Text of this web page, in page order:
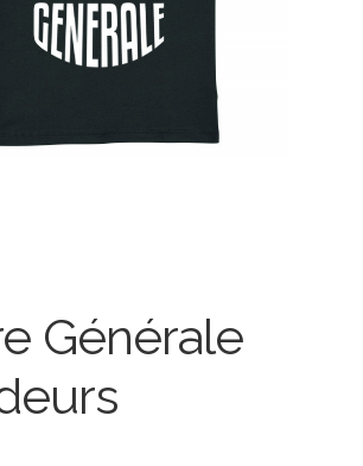
Générale